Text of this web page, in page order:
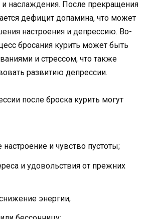
наслаждения. После прекращения
дефицит допамина, что может
настроения и депрессию. Во-
бросания курить может быть
и стрессом, что также
развитию депрессии.
после броска курить могут
и чувство пустоты;
и удовольствия от прежних
энергии;